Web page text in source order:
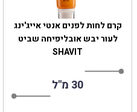
קרם לחות לפנים אנטי אייג'ינג
לעור יבש אובליפיחה שביט
SHAVIT
30 מ"ל